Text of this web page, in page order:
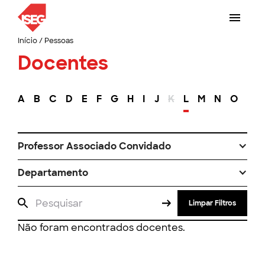
Início/ Pessoas
Docentes
A B C D E F G H I J K L M N O
Professor Associado Convidado
Departamento
Limpar Filtros
Não foram encontrados docentes.